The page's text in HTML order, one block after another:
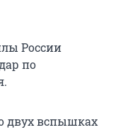
России
по
двух вспышках